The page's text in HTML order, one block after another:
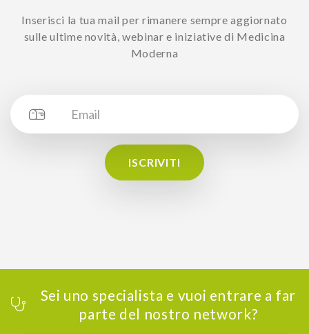
Inserisci la tua mail per rimanere sempre aggiornato
sulle ultime novità, webinar e iniziative di Medicina
Moderna
ISCRIVITI
Sei uno specialista e vuoi entrare a far
parte del nostro network?